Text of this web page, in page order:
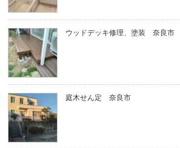
ウッドデッキ修理、塗装 奈良市
庭木せん定 奈良市